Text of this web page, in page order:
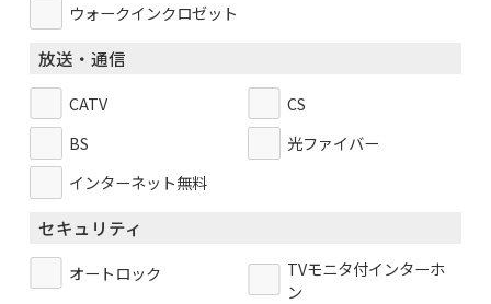
ウォークインクロゼット
放送・通信
CATV
CS
BS
光ファイバー
インターネット無料
セキュリティ
オートロック
TVモニタ付インターホ
ン